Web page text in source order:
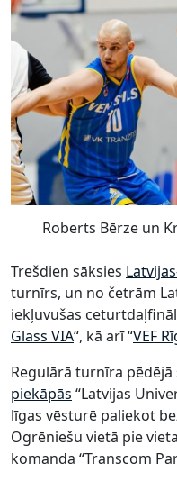
Roberts Bērze un
Trešdien sāksies
turnīrs, un no četrām
iekļuvušas
Glass VIA“, kā arī “VEF
Regulārā turnīra pēdējā
piekāpās “Latvijas
līgas vēsturē paliekot
Ogrēniešu vietā pie
komanda “Transcom